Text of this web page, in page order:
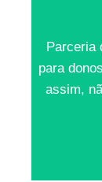
Parceria
para
assim,